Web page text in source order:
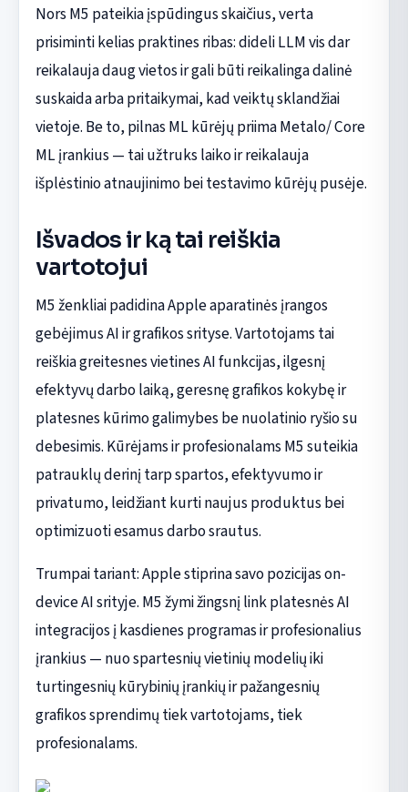
Nors M5 pateikia įspūdingus skaičius, verta
prisiminti kelias praktines ribas: dideli LLM vis dar
reikalauja daug vietos ir gali būti reikalinga dalinė
suskaida arba pritaikymai, kad veiktų sklandžiai
vietoje. Be to, pilnas ML kūrėjų priima Metalo/ Core
ML įrankius — tai užtruks laiko ir reikalauja
išplėstinio atnaujinimo bei testavimo kūrėjų pusėje.
Išvados ir ką tai reiškia
vartotojui
M5 ženkliai padidina Apple aparatinės įrangos
gebėjimus AI ir grafikos srityse. Vartotojams tai
reiškia greitesnes vietines AI funkcijas, ilgesnį
efektyvų darbo laiką, geresnę grafikos kokybę ir
platesnes kūrimo galimybes be nuolatinio ryšio su
debesimis. Kūrėjams ir profesionalams M5 suteikia
patrauklų derinį tarp spartos, efektyvumo ir
privatumo, leidžiant kurti naujus produktus bei
optimizuoti esamus darbo srautus.
Trumpai tariant: Apple stiprina savo pozicijas on-
device AI srityje. M5 žymi žingsnį link platesnės AI
integracijos į kasdienes programas ir profesionalius
įrankius — nuo spartesnių vietinių modelių iki
turtingesnių kūrybinių įrankių ir pažangesnių
grafikos sprendimų tiek vartotojams, tiek
profesionalams.